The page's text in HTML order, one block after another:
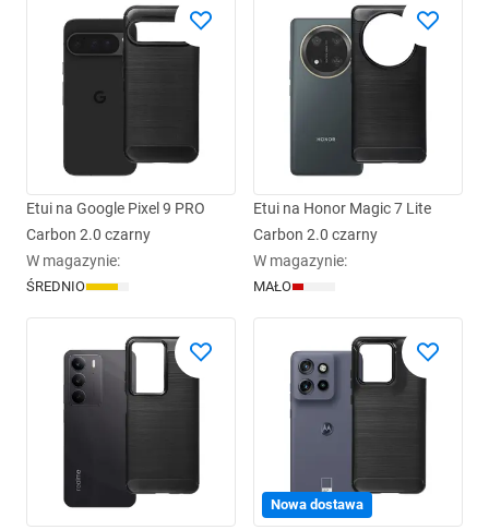
Etui na Google Pixel 9 PRO
Carbon 2.0 czarny
W magazynie:
ŚREDNIO
Etui na Honor Magic 7 Lite
Carbon 2.0 czarny
W magazynie:
MAŁO
Nowa dostawa